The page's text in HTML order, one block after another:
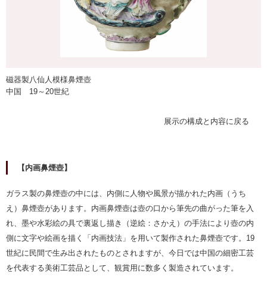
磁器製八仙人模様鼻煙壺
中国 19～20世紀
展示の構成と内容に戻る
【内画鼻煙壺】
ガラス製の鼻煙壺の中には、内側に人物や風景が描かれた内画（うち
え）鼻煙壺があります。内画鼻煙壺は壺の口から筆先の曲がった筆を入
れ、墨や水彩絵の具で裏返し描き（逆絵：さかえ）の手法により壺の内
側に文字や絵画を描く「内画技法」を用いて製作された鼻煙壺です。19
世紀に民間で生み出されたものとされますが、今日では中国の細密工芸
を代表する美術工芸品として、観賞用に数多く製造されています。